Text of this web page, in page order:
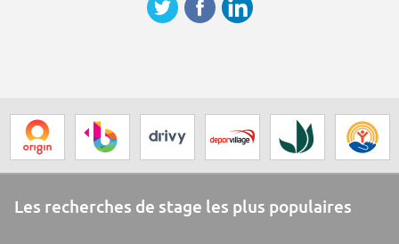
Les recherches de stage les plus populaires